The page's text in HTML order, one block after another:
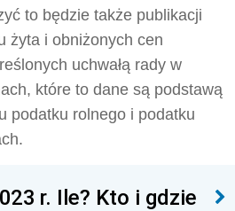
to będzie także publikacji
żyta i obniżonych cen
uchwałą rady w
które to dane są podstawą
podatku rolnego i podatku
r. Ile? Kto i gdzie